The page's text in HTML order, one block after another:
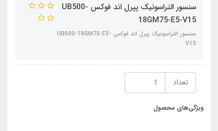
سنسور التراسونیک پپرل اند فوکس UB500-
18GM75-E5-V15
سنسور التراسونیک پپرل اند فوکس UB500-18GM75-E5-
V15
تعداد
ویژگی‌های محصول